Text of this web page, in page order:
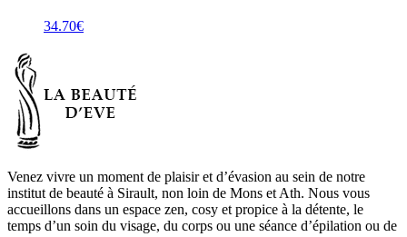
34.70€
Venez vivre un moment de plaisir et d’évasion au sein de notre
institut de beauté à Sirault, non loin de Mons et Ath. Nous vous
accueillons dans un espace zen, cosy et propice à la détente, le
temps d’un soin du visage, du corps ou une séance d’épilation ou de